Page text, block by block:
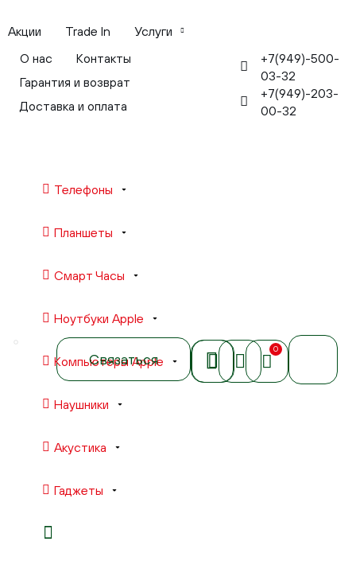
Акции Trade In
Услуги
О нас
Контакты
Гарантия и возврат
Доставка и оплата
+7(949)-500-
03-32
+7(949)-203-
00-32
Телефоны
Планшеты
Смарт Часы
Ноутбуки Apple
Компьютеры Apple
Наушники
Акустика
Гаджеты
Связаться
0